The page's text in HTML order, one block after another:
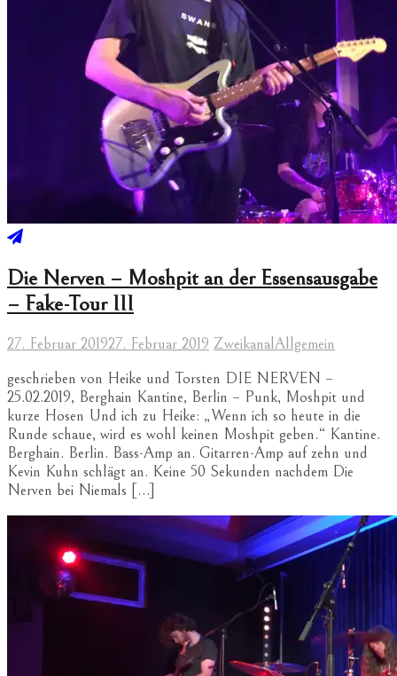
Die Nerven – Moshpit an der Essensausgabe
– Fake-Tour III
27. Februar 201927. Februar 2019 ZweikanalAllgemein
geschrieben von Heike und Torsten DIE NERVEN –
25.02.2019, Berghain Kantine, Berlin – Punk, Moshpit und
kurze Hosen Und ich zu Heike: „Wenn ich so heute in die
Runde schaue, wird es wohl keinen Moshpit geben.“ Kantine.
Berghain. Berlin. Bass-Amp an. Gitarren-Amp auf zehn und
Kevin Kuhn schlägt an. Keine 50 Sekunden nachdem Die
Nerven bei Niemals […]